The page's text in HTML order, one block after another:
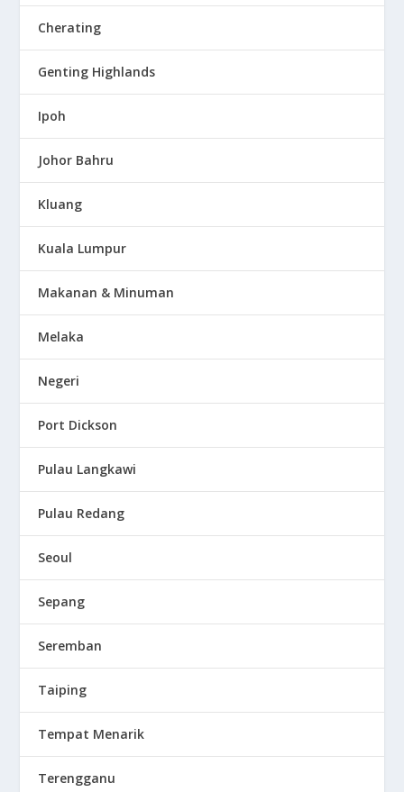
Cherating
Genting Highlands
Ipoh
Johor Bahru
Kluang
Kuala Lumpur
Makanan & Minuman
Melaka
Negeri
Port Dickson
Pulau Langkawi
Pulau Redang
Seoul
Sepang
Seremban
Taiping
Tempat Menarik
Terengganu